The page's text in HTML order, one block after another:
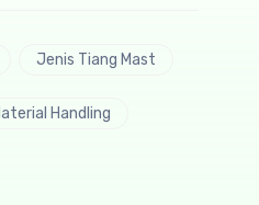
Jenis Tiang Mast
Handling